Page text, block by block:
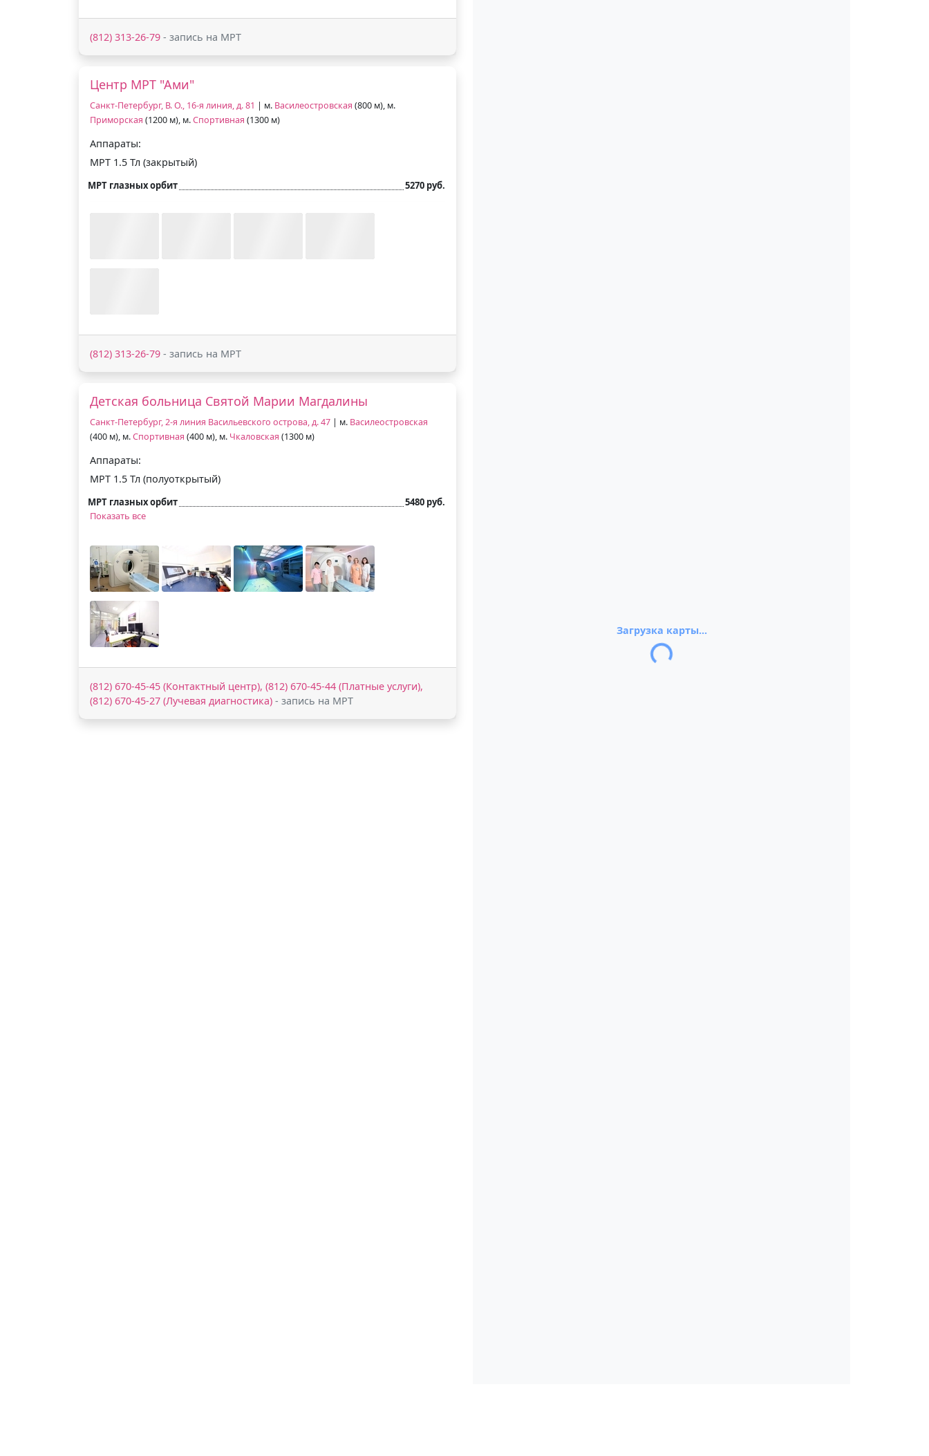
(812) 313-26-79 - запись на МРТ
Центр МРТ "Ами"
Санкт-Петербург, В. О., 16-я линия, д. 81 | м. Василеостровская (800 м), м.
Приморская (1200 м), м.Спортивная (1300 м)
Аппараты:
МРТ 1.5 Тл (закрытый)
МРТ глазных орбит 5270 руб.
(812) 313-26-79 - запись на МРТ
Детская больница Святой Марии Магдалины
Санкт-Петербург, 2-я линия Васильевского острова, д. 47 | м. Василеостровская
(400 м), м.Спортивная (400 м), м. Чкаловская (1300 м)
Аппараты:
МРТ 1.5 Тл (полуоткрытый)
МРТ глазных орбит
5480 руб.
Показать все
(812) 670-45-45 (Контактный центр), (812) 670-45-44 (Платные услуги),
(812) 670-45-27 (Лучевая диагностика) - запись на МРТ
Загрузка карты...